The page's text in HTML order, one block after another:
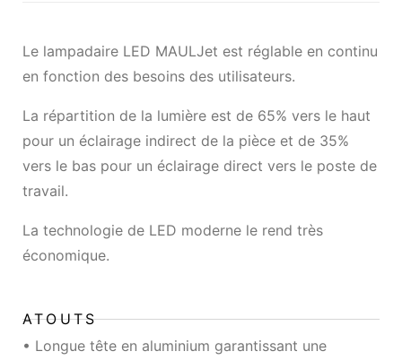
Le lampadaire LED MAULJet est réglable en continu
en fonction des besoins des utilisateurs.
La répartition de la lumière est de 65% vers le haut
pour un éclairage indirect de la pièce et de 35%
vers le bas pour un éclairage direct vers le poste de
travail.
La technologie de LED moderne le rend très
économique.
ATOUTS
• Longue tête en aluminium garantissant une